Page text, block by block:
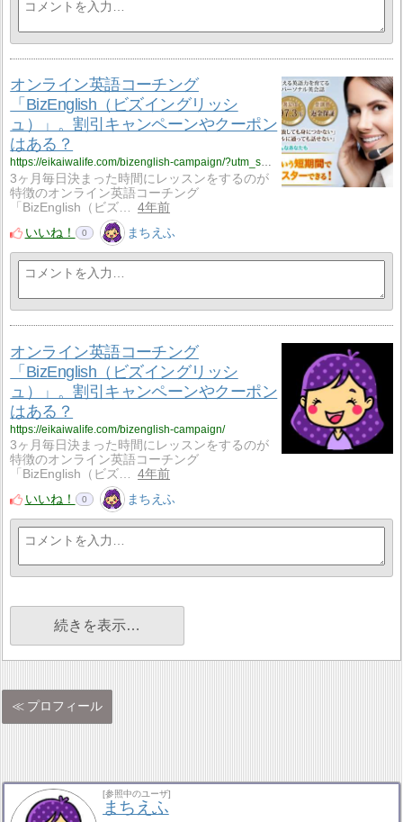
オンライン英語コーチング
「BizEnglish（ビズイングリッシ
ュ）」。割引キャンペーンやクーポン
はある？
https://eikaiwalife.com/bizenglish-campaign/?utm_source=rss&utm_medium=rss&utm_campaign=bizenglish-campaign
3ヶ月毎日決まった時間にレッスンをするのが
特徴のオンライン英語コーチング
「BizEnglish（ビズ…
4年前
いいね！
0 まちえふ
オンライン英語コーチング
「BizEnglish（ビズイングリッシ
ュ）」。割引キャンペーンやクーポン
はある？
https://eikaiwalife.com/bizenglish-campaign/
3ヶ月毎日決まった時間にレッスンをするのが
特徴のオンライン英語コーチング
「BizEnglish（ビズ…
4年前
いいね！
0 まちえふ
続きを表示…
プロフィール
[参照中のユーザ]
まちえふ